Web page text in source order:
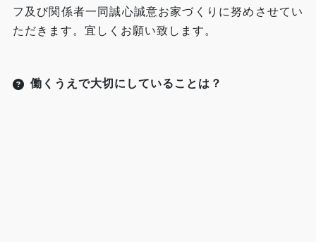
フ及び関係者一同誠心誠意お家づくりに努めさせてい
ただきます。宜しくお願い致します。
働くうえで大切にしていることは？